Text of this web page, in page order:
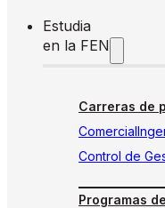
Estudia
en la FEN
Carreras de
Comercial
Control de
Programas de